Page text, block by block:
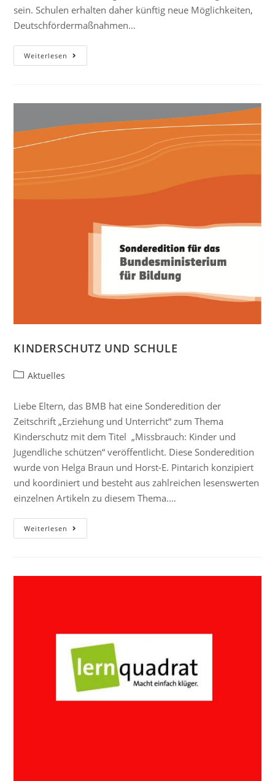
sein. Schulen erhalten daher künftig neue Möglichkeiten,
Deutschfördermaßnahmen…
Weiterlesen
KINDERSCHUTZ UND SCHULE
Aktuelles
Liebe Eltern, das BMB hat eine Sonderedition der
Zeitschrift „Erziehung und Unterricht“ zum Thema
Kinderschutz mit dem Titel „Missbrauch: Kinder und
Jugendliche schützen“ veröffentlicht. Diese Sonderedition
wurde von Helga Braun und Horst-E. Pintarich konzipiert
und koordiniert und besteht aus zahlreichen lesenswerten
einzelnen Artikeln zu diesem Thema.…
Weiterlesen